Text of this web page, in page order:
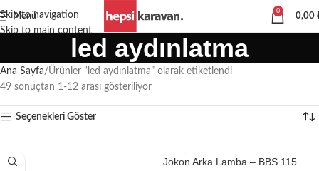
Skip to navigation
Skip to main content
Menü
0
0,00
led aydınlatma
Ana Sayfa Ürünler “led aydınlatma” olarak etiketlendi
49 sonuçtan 1-12 arası gösteriliyor
Seçenekleri Göster
Jokon Arka Lamba – BBS 115